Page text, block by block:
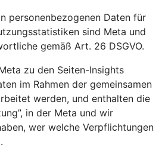
personenbezogenen Daten für
sind Meta und
gemäß Art. 26 DSGVO.
zu den Seiten-Insights
im Rahmen der gemeinsamen
werden, und enthalten die
in der Meta und wir
wer welche Verpflichtungen